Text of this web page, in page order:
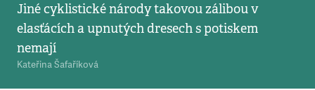
Jiné cyklistické národy takovou zálibou v
elasťácích a upnutých dresech s potiskem
nemají
Kateřina Šafaříková